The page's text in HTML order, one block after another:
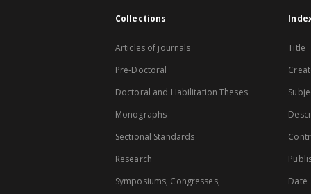
Collections
Articles of journals
Pre-Doctoral
Doctoral and Habilitation Theses
Monographs
Sectional Standards
Research
Symposiums, Congresses,
Title
Date